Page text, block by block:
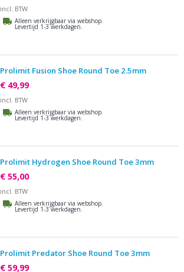
incl. BTW
Alleen verkrijgbaar via webshop.
Levertijd 1-3 werkdagen.
Prolimit Fusion Shoe Round Toe 2.5mm
€ 49,99
incl. BTW
Alleen verkrijgbaar via webshop.
Levertijd 1-3 werkdagen.
Prolimit Hydrogen Shoe Round Toe 3mm
€ 55,00
incl. BTW
Alleen verkrijgbaar via webshop.
Levertijd 1-3 werkdagen.
Prolimit Predator Shoe Round Toe 3mm
€ 59,99